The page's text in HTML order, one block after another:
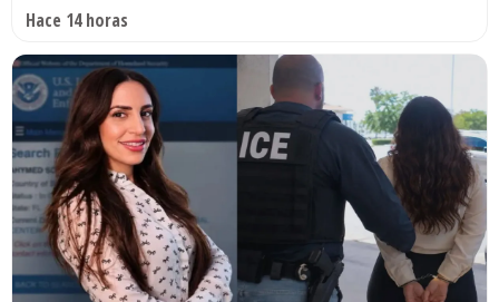
Hace 14 horas